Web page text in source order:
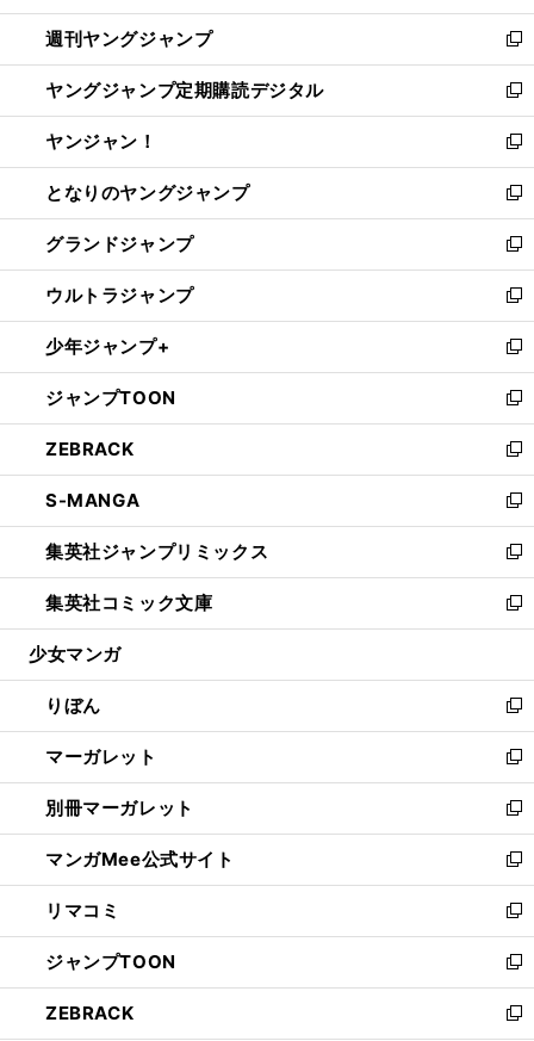
開
く
ウ
で
開
く
ン
ド
ウ
で
開
く
ウ
ィ
ン
ド
ウ
で
開
く
週刊ヤングジャンプ
新
し
い
ウ
ィ
ン
ド
ウ
で
開
く
ヤングジャンプ定期購読デジタル
新
し
い
ウ
ィ
ン
ド
ウ
で
開
く
ヤンジャン！
新
し
い
ウ
ィ
ン
ド
ウ
で
開
く
となりのヤングジャンプ
新
し
い
ウ
ィ
ン
ド
ウ
で
開
く
グランドジャンプ
新
し
い
ウ
ィ
ン
ド
ウ
で
開
く
ウルトラジャンプ
新
し
い
ウ
ィ
ン
ド
ウ
で
開
く
少年ジャンプ+
新
し
い
ウ
ィ
ン
ド
ウ
で
開
く
ジャンプTOON
新
し
い
ウ
ィ
ン
ド
ウ
で
開
ZEBRACK
新
し
い
ウ
ィ
ン
ド
ウ
開
く
S-MANGA
新
し
い
ウ
ィ
ン
ウ
で
開
く
集英社ジャンプリミックス
新
し
い
ウ
ン
ド
ウ
で
開
く
集英社コミック文庫
新
し
ウ
ィ
ン
ド
ウ
で
開
く
少女マンガ
りぼん
新
し
い
ウ
ィ
ン
ド
ウ
で
開
く
マーガレット
新
し
い
ウ
ィ
ン
ド
ウ
で
開
く
別冊マーガレット
新
し
い
ウ
ィ
ン
ド
ウ
で
マンガMee公式サイト
新
し
い
ウ
ィ
ン
ド
リマコミ
新
し
い
ウ
ィ
ジャンプTOON
新
し
い
ZEBRACK
新